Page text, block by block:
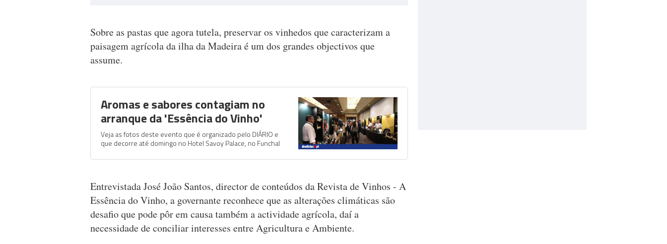
Sobre as pastas que agora tutela, preservar os vinhedos que caracterizam a
paisagem agrícola da ilha da Madeira é um dos grandes objectivos que
assume.
Aromas e sabores contagiam no
arranque da 'Essência do Vinho'
Veja as fotos deste evento que é organizado pelo DIÁRIO e
que decorre até domingo no Hotel Savoy Palace, no Funchal
Entrevistada José João Santos, director de conteúdos da Revista de Vinhos - A
Essência do Vinho, a governante reconhece que as alterações climáticas são
desafio que pode pôr em causa também a actividade agrícola, daí a
necessidade de conciliar interesses entre Agricultura e Ambiente.